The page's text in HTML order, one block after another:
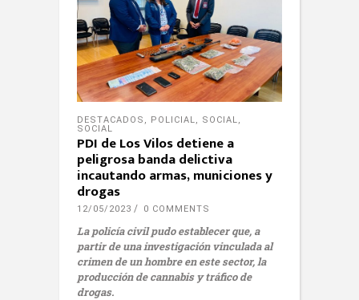
DESTACADOS , POLICIAL, SOCIAL,
SOCIAL
PDI de Los Vilos detiene a
peligrosa banda delictiva
incautando armas, municiones y
drogas
12/05/2023 0 COMMENTS
La policía civil pudo establecer que, a
partir de una investigación vinculada al
crimen de un hombre en este sector, la
producción de cannabis y tráfico de
drogas.